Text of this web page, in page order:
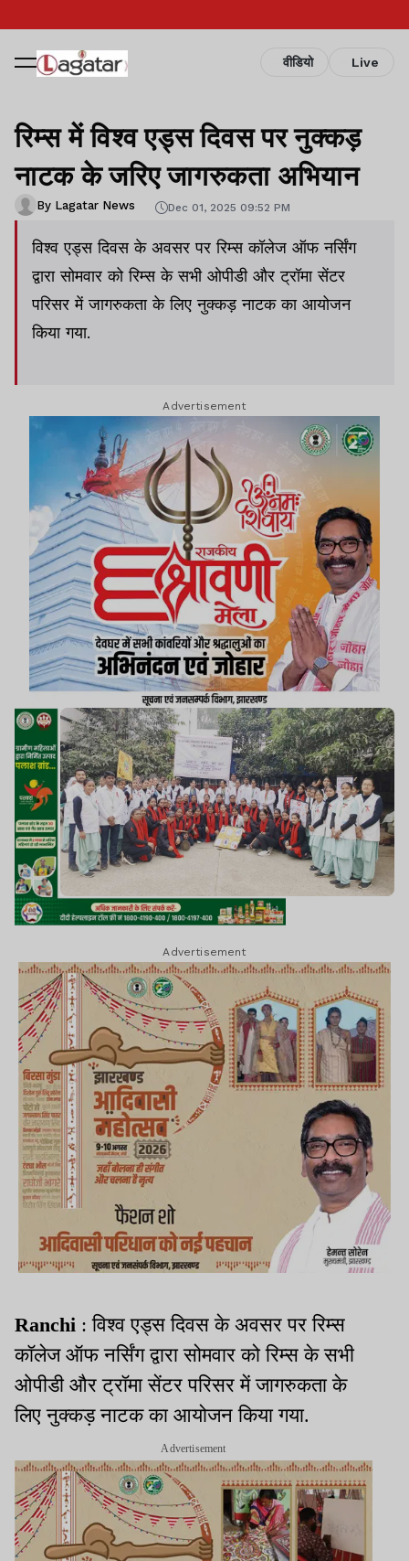
वीडियो Live
रिम्स में विश्व एड्स दिवस पर नुक्कड़
नाटक के जरिए जागरुकता अभियान
By Lagatar News Dec 01, 2025 09:52 PM
विश्व एड्स दिवस के अवसर पर रिम्स कॉलेज ऑफ नर्सिंग
द्वारा सोमवार को रिम्स के सभी ओपीडी और ट्रॉमा सेंटर
परिसर में जागरुकता के लिए नुक्कड़ नाटक का आयोजन
किया गया.
Advertisement
Advertisement
Ranchi : विश्व एड्स दिवस के अवसर पर रिम्स
कॉलेज ऑफ नर्सिंग द्वारा सोमवार को रिम्स के सभी
ओपीडी और ट्रॉमा सेंटर परिसर में जागरुकता के
लिए नुक्कड़ नाटक का आयोजन किया गया.
Advertisement